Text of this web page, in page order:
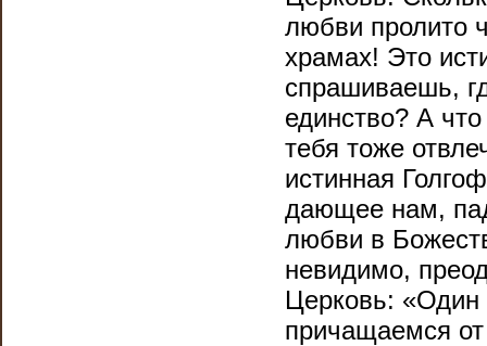
любви пролито
храмах! Это
спрашиваешь,
единство? А
тебя тоже
истинная
дающее нам,
любви в
невидимо,
Церковь: «Один
причащаемся